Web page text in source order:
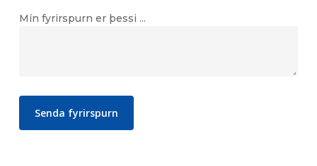
Mín fyrirspurn er þessi ...